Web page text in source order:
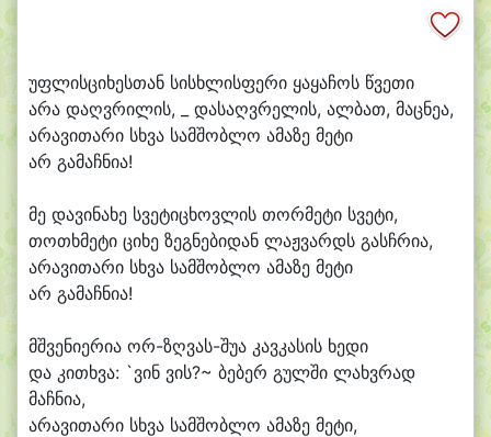
უფლისციხესთან სისხლისფერი ყაყაჩოს წვეთი
არა დაღვრილის, _ დასაღვრელის, ალბათ, მაცნეა,
არავითარი სხვა სამშობლო ამაზე მეტი
არ გამაჩნია!
მე დავინახე სვეტიცხოვლის თორმეტი სვეტი,
თოთხმეტი ციხე ზეგნებიდან ლაჟვარდს გასჩრია,
არავითარი სხვა სამშობლო ამაზე მეტი
არ გამაჩნია!
მშვენიერია ორ-ზღვას-შუა კავკასის ხედი
და კითხვა: `ვინ ვის?~ ბებერ გულში ლახვრად
მაჩნია,
არავითარი სხვა სამშობლო ამაზე მეტი,